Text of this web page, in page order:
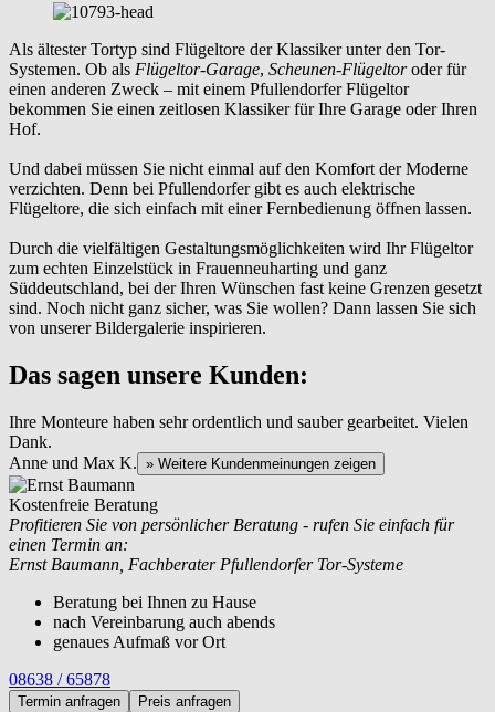
Als ältester Tortyp sind Flügeltore der Klassiker unter den Tor-
Systemen. Ob als Flügeltor-Garage, Scheunen-Flügeltoroder für
einen anderen Zweck – mit einem Pfullendorfer Flügeltor
bekommen Sie einen zeitlosen Klassiker für Ihre Garage oder Ihren
Hof.
Und dabei müssen Sie nicht einmal auf den Komfort der Moderne
verzichten. Denn bei Pfullendorfer gibt es auch elektrische
Flügeltore, die sich einfach mit einer Fernbedienung öffnen lassen.
Durch die vielfältigen Gestaltungsmöglichkeiten wird Ihr Flügeltor
zum echten Einzelstück in Frauenneuharting und ganz
Süddeutschland, bei der Ihren Wünschen fast keine Grenzen gesetzt
sind. Noch nicht ganz sicher, was Sie wollen? Dann lassen Sie sich
von unserer Bildergalerie inspirieren.
Das sagen unsere Kunden:
Ihre Monteure haben sehr ordentlich und sauber gearbeitet. Vielen
Dank.
Anne und Max K. » Weitere Kundenmeinungen zeigen
Kostenfreie Beratung
Profitieren Sie von persönlicher Beratung - rufen Sie einfach für
einen Termin an:
Ernst Baumann, Fachberater Pfullendorfer Tor-Systeme
Beratung bei Ihnen zu Hause
nach Vereinbarung auch abends
genaues Aufmaß vor Ort
08638 / 65878
Termin anfragen Preis anfragen